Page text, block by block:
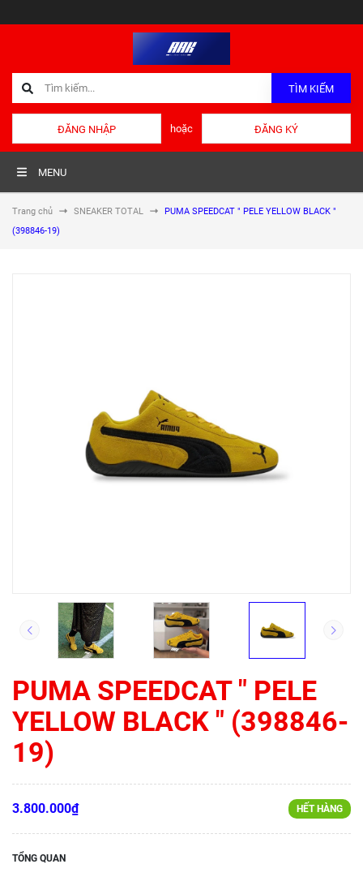
TÌM KIẾM
ĐĂNG NHẬP hoặc ĐĂNG KÝ
MENU
Trang chủ SNEAKER TOTAL
PUMA SPEEDCAT " PELE YELLOW BLACK "
(398846-19)
PUMA SPEEDCAT " PELE
YELLOW BLACK " (398846-
19)
3.800.000₫ HẾT HÀNG
TỔNG QUAN